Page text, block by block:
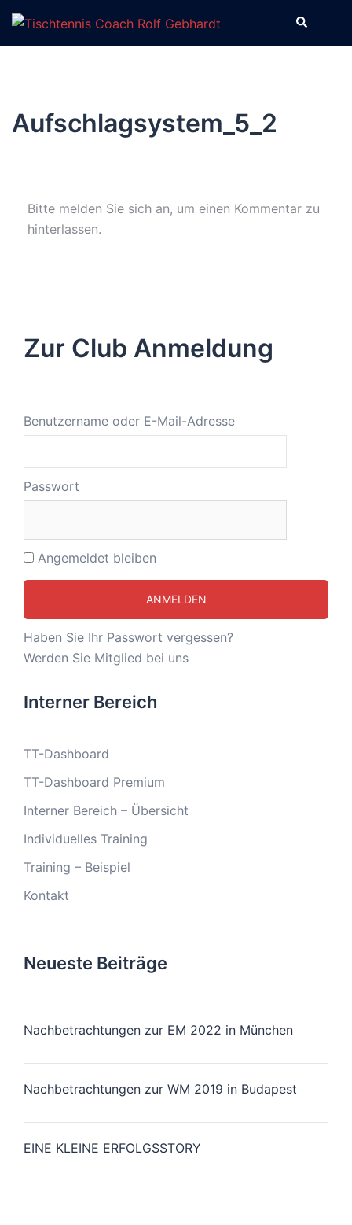
Zum
Inhalt
springen
Suche
Aufschlagsystem_5_2
Bitte melden Sie sich an, um einen Kommentar zu
hinterlassen.
Zur Club Anmeldung
Benutzername oder E-Mail-Adresse
Passwort
Angemeldet bleiben
Haben Sie Ihr Passwort vergessen?
Werden Sie Mitglied bei uns
Interner Bereich
TT-Dashboard
TT-Dashboard Premium
Interner Bereich – Übersicht
Individuelles Training
Training – Beispiel
Kontakt
Neueste Beiträge
Nachbetrachtungen zur EM 2022 in München
Nachbetrachtungen zur WM 2019 in Budapest
EINE KLEINE ERFOLGSSTORY